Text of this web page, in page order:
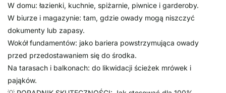
W domu: łazienki, kuchnie, spiżarnie, piwnice i garderoby.
W biurze i magazynie: tam, gdzie owady mogą niszczyć
dokumenty lub zapasy.
Wokół fundamentów: jako bariera powstrzymująca owady
przed przedostawaniem się do środka.
Na tarasach i balkonach: do likwidacji ścieżek mrówek i
pająków.